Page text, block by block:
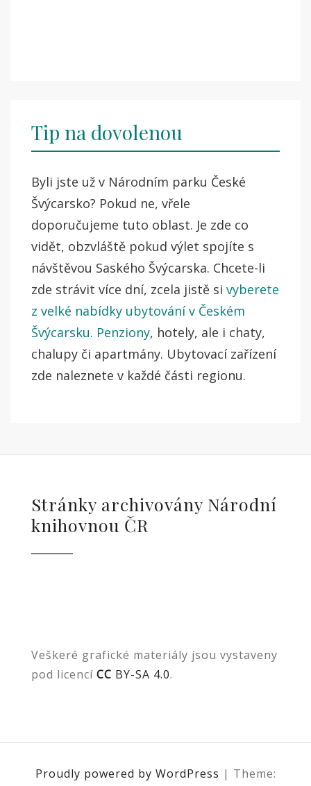
Tip na dovolenou
Byli jste už v Národním parku České
Švýcarsko? Pokud ne, vřele
doporučujeme tuto oblast. Je zde co
vidět, obzvláště pokud výlet spojíte s
návštěvou Saského Švýcarska. Chcete-li
zde strávit více dní, zcela jistě si vyberete
z velké nabídky ubytování v Českém
Švýcarsku. Penziony, hotely, ale i chaty,
chalupy či apartmány. Ubytovací zařízení
zde naleznete v každé části regionu.
Stránky archivovány Národní
knihovnou ČR
Veškeré grafické materiály jsou vystaveny
pod licencí CC BY-SA 4.0.
Proudly powered by WordPress | Theme: